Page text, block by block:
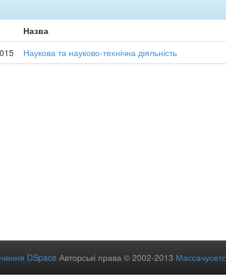
Назва
Наукова та науково-технічна діяльність
DSpace Авторські права © 2002-2013